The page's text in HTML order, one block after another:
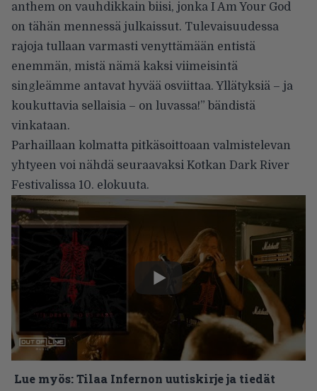
anthem on vauhdikkain biisi, jonka I Am Your God
on tähän mennessä julkaissut. Tulevaisuudessa
rajoja tullaan varmasti venyttämään entistä
enemmän, mistä nämä kaksi viimeisintä
singleämme antavat hyvää osviittaa. Yllätyksiä – ja
koukuttavia sellaisia – on luvassa!” bändistä
vinkataan.
Parhaillaan kolmatta pitkäsoittoaan valmistelevan
yhtyeen voi nähdä seuraavaksi Kotkan Dark River
Festivalissa 10. elokuuta.
Lue myös:Tilaa Infernon uutiskirje ja tiedät